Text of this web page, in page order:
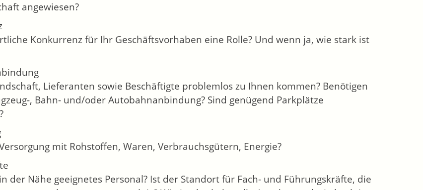
angewiesen?
Konkurrenz für Ihr Geschäftsvorhaben eine Rolle? Und wenn ja, wie stark ist
Lieferanten sowie Beschäftigte problemlos zu Ihnen kommen? Benötigen
, Bahn- und/oder Autobahnanbindung? Sind genügend Parkplätze
mit Rohstoffen, Waren, Verbrauchsgütern, Energie?
der Nähe geeignetes Personal? Ist der Standort für Fach- und Führungskräfte, die